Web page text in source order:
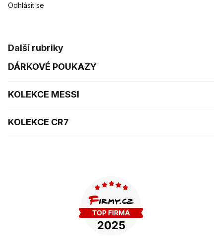
Odhlásit se
Další rubriky
DÁRKOVÉ POUKAZY
KOLEKCE MESSI
KOLEKCE CR7